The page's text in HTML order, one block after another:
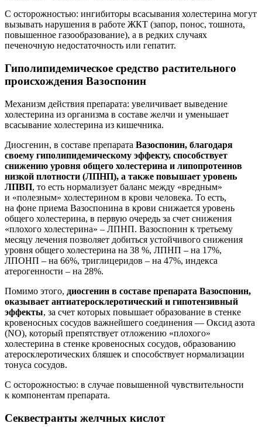
С осторожностью: ингибиторы всасывания холестерина могут
вызывать нарушения в работе ЖКТ (запор, понос, тошнота,
повышенное газообразование), а в редких случаях
печеночную недостаточность или гепатит.
Гиполипидемическое средство растительного
происхождения Вазоспонин
Механизм действия препарата: увеличивает выведение
холестерина из организма в составе желчи и уменьшает
всасывание холестерина из кишечника.
Диосгенин, в составе препарата Вазоспонин, благодаря
своему гиполипидемическому эффекту, способствует
снижению уровня общего холестерина и липопротеинов
низкой плотности (ЛПНП), а также повышает уровень
ЛПВП, то есть нормализует баланс между «вредным»
и «полезным» холестерином в крови человека. То есть,
на фоне приема Вазоспонина в крови снижается уровень
общего холестерина, в первую очередь за счет снижения
«плохого холестерина» – ЛПНП. Вазоспонин к третьему
месяцу лечения позволяет добиться устойчивого снижения
уровня общего холестерина на 38 %, ЛПНП – на 17%,
ЛПОНП – на 66%, триглицеридов – на 47%, индекса
атерогенности – на 28%.
Помимо этого, диосгенин в составе препарата Вазоспонин,
оказывает антиатеросклеротический и гипотензивный
эффекты, за счет которых повышает образование в стенке
кровеносных сосудов важнейшего соединения — Оксид азота
(NO), который препятствует отложению «плохого»
холестерина в стенке кровеносных сосудов, образованию
атеросклеротических бляшек и способствует нормализации
тонуса сосудов.
С осторожностью: в случае повышенной чувствительности
к компонентам препарата.
Секвестранты желчных кислот